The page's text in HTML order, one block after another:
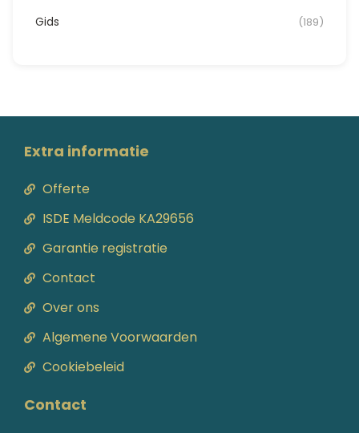
Gids (189)
Extra informatie
Offerte
ISDE Meldcode KA29656
Garantie registratie
Contact
Over ons
Algemene Voorwaarden
Cookiebeleid
Contact